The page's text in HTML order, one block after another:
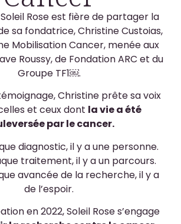
Soleil Rose est fière de partager la
sa fondatrice, Christine Custoias,
Mobilisation Cancer, menée aux
Roussy, de Fondation ARC et du
Groupe TF1⁠￼.
Christine prête sa voix
et ceux dont la vie a été
par le cancer.
diagnostic, il y a une personne.
traitement, il y a un parcours.
avancée de la recherche, il y a
de l’espoir.
en 2022, Soleil Rose s’engage